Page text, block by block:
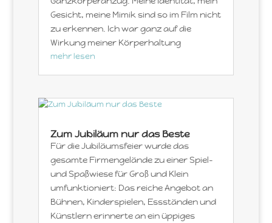
Gesicht, meine Mimik sind so im Film nicht
zu erkennen. Ich war ganz auf die
Wirkung meiner Körperhaltung
mehr lesen
Zum Jubiläum nur das Beste
Für die Jubiläumsfeier wurde das
gesamte Firmengelände zu einer Spiel-
und Spaßwiese für Groß und Klein
umfunktioniert: Das reiche Angebot an
Bühnen, Kinderspielen, Essständen und
Künstlern erinnerte an ein üppiges